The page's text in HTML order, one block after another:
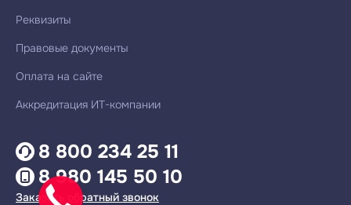
Реквизиты
Правовые документы
Оплата на сайте
Аккредитация ИТ-компании
8 800 234 25 11
8 980 145 50 10
Заказать обратный звонок